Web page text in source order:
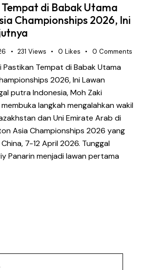
di Babak Utama
Championships 2026, Ini
231 Views 0 Likes 0 Comments
Pastikan Tempat di Babak Utama
2026, Ini Lawan
putra Indonesia, Moh Zaki
langkah mengalahkan wakil
dan Uni Emirate Arab di
Asia Championships 2026 yang
7-12 April 2026. Tunggal
Panarin menjadi lawan pertama